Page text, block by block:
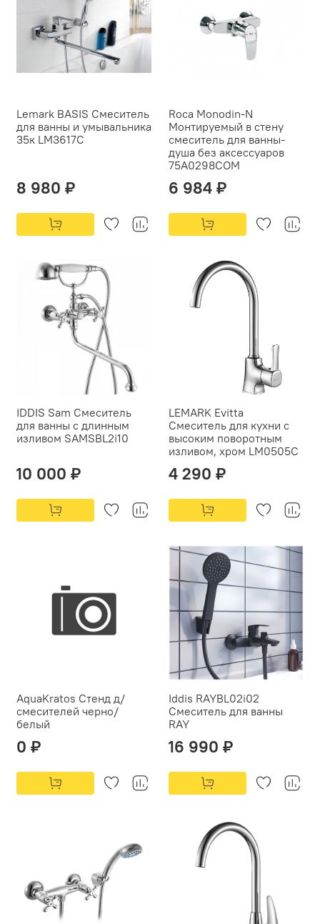
Lemark BASIS Смеситель
для ванны и умывальника
35к LM3617C
8 980 ₽
Roca Monodin-N
Монтируемый в стену
смеситель для ванны-
душа без аксессуаров
75А0298COM
6 984 ₽
IDDIS Sam Смеситель
для ванны с длинным
изливом SAMSBL2i10
10 000 ₽
LEMARK Evitta
Смеситель для кухни с
высоким поворотным
изливом, хром LM0505C
4 290 ₽
AquaKratos Стенд д/
смесителей черно/
белый
0 ₽
Iddis RAYBL02i02
Смеситель для ванны
RAY
16 990 ₽